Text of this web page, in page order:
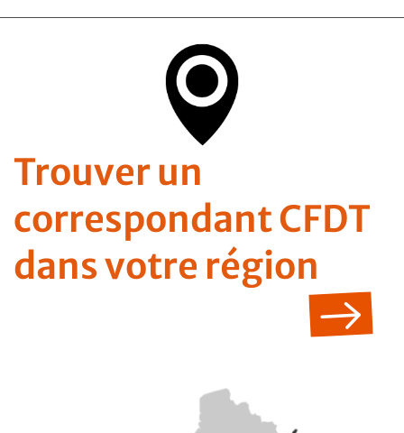
Trouver un
correspondant CFDT
dans votre région